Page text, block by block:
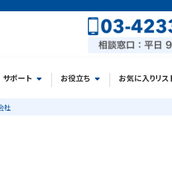
サポート お役立ち お気に入りリス
社